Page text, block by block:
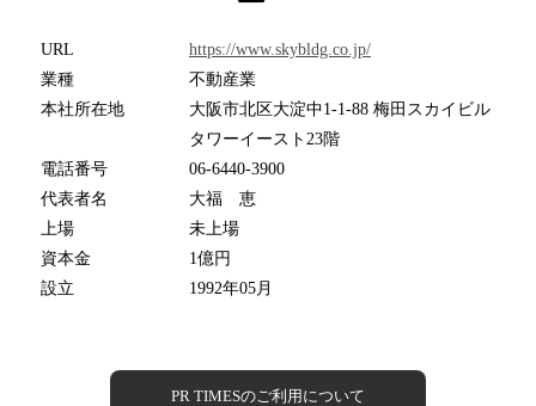
URL
https://www.skybldg.co.jp/
業種
不動産業
本社所在地
大阪市北区大淀中1-1-88 梅田スカイビル
タワーイースト23階
電話番号
06-6440-3900
代表者名
大福 恵
上場
未上場
資本金
1億円
設立
1992年05月
PR TIMESのご利用について